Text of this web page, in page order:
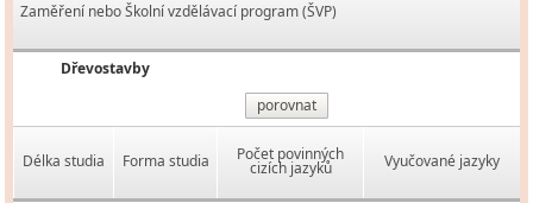
Zaměření nebo Školní vzdělávací program (ŠVP)
Dřevostavby
porovnat
Délka studia Forma studia Počet povinných
cizích jazyků Vyučované jazyky